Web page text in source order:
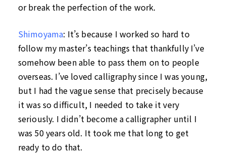
or break the perfection of the work.
Shimoyama: It’s because I worked so hard to
follow my master’s teachings that thankfully I’ve
somehow been able to pass them on to people
overseas. I’ve loved calligraphy since I was young,
but I had the vague sense that precisely because
it was so difficult, I needed to take it very
seriously. I didn’t become a calligrapher until I
was 50 years old. It took me that long to get
ready to do that.